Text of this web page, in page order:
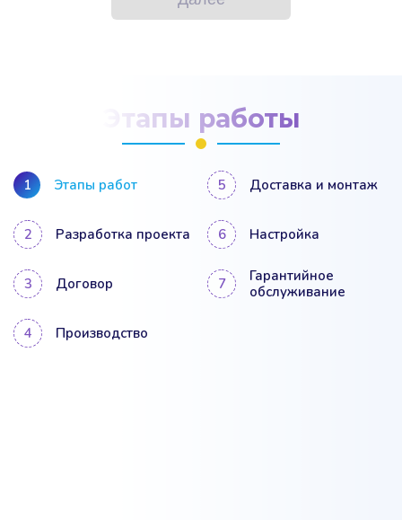
Этапы работы
Этапы работ
Разработка проекта
Договор
Производство
Доставка и монтаж
Настройка
Гарантийное
обслуживание